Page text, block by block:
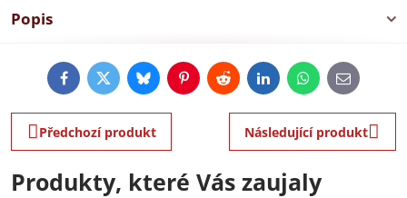
Popis
FacebookTwitterBlueskyPinterestRedditLinkedInWhatsApp
E-
mail
Předchozí produkt Následující produkt
Produkty, které Vás zaujaly